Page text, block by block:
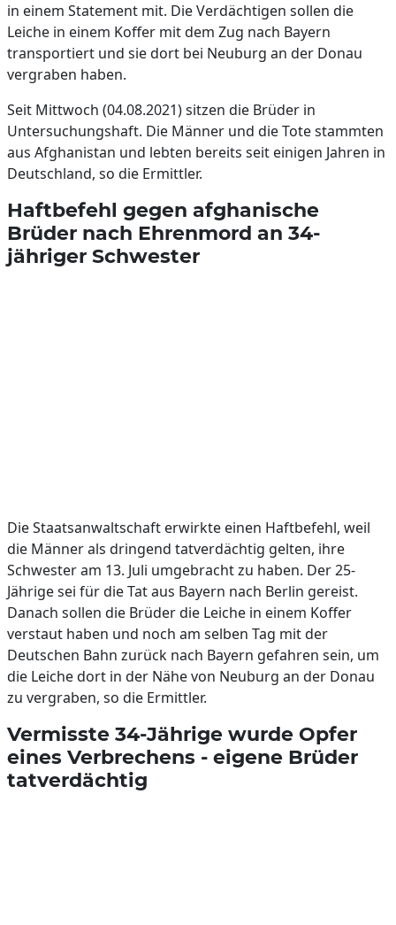
in einem Statement mit. Die Verdächtigen sollen die
Leiche in einem Koffer mit dem Zug nach Bayern
transportiert und sie dort bei Neuburg an der Donau
vergraben haben.
Seit Mittwoch (04.08.2021) sitzen die Brüder in
Untersuchungshaft. Die Männer und die Tote stammten
aus Afghanistan und lebten bereits seit einigen Jahren in
Deutschland, so die Ermittler.
Haftbefehl gegen afghanische
Brüder nach Ehrenmord an 34-
jähriger Schwester
Die Staatsanwaltschaft erwirkte einen Haftbefehl, weil
die Männer als dringend tatverdächtig gelten, ihre
Schwester am 13. Juli umgebracht zu haben. Der 25-
Jährige sei für die Tat aus Bayern nach Berlin gereist.
Danach sollen die Brüder die Leiche in einem Koffer
verstaut haben und noch am selben Tag mit der
Deutschen Bahn zurück nach Bayern gefahren sein, um
die Leiche dort in der Nähe von Neuburg an der Donau
zu vergraben, so die Ermittler.
Vermisste 34-Jährige wurde Opfer
eines Verbrechens - eigene Brüder
tatverdächtig